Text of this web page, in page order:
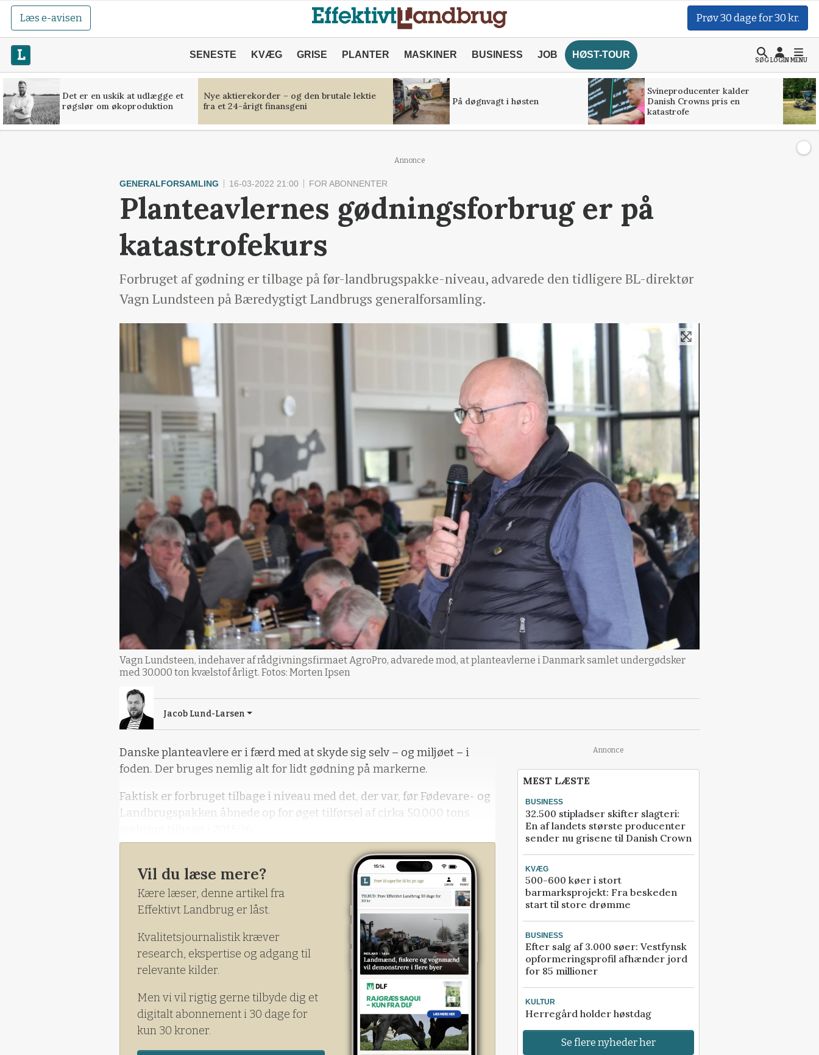
Læs e-avisen Prøv 30 dage for 30 kr.
SENESTE KVÆG GRISE PLANTER MASKINER BUSINESS JOB HØST-TOUR
SØGLOGINMENU
Det er en uskik at udlægge et
røgslør om økoproduktion
Nye aktierekorder – og den brutale lektie
fra et 24-årigt finansgeni
På døgnvagt i høsten
Svineproducenter kalder
Danish Crowns pris en
katastrofe
Annonce
GENERALFORSAMLING 16-03-2022 21:00 FOR ABONNENTER
Planteavlernes gødningsforbrug er på
katastrofekurs
Forbruget af gødning er tilbage på før-landbrugspakke-niveau, advarede den tidligere BL-direktør
Vagn Lundsteen på Bæredygtigt Landbrugs generalforsamling.
Vagn Lundsteen, indehaver af rådgivningsfirmaet AgroPro, advarede mod, at planteavlerne i Danmark samlet undergødsker
med 30.000 ton kvælstof årligt. Fotos: Morten Ipsen
Jacob Lund-Larsen
Danske planteavlere er i færd med at skyde sig selv – og miljøet – i
foden. Der bruges nemlig alt for lidt gødning på markerne.
Faktisk er forbruget tilbage i niveau med det, der var, før Fødevare- og
Landbrugspakken åbnede op for øget tilførsel af cirka 50.000 tons
Vil du læse mere?
Kære læser, denne artikel fra
Effektivt Landbrug er låst.
Kvalitetsjournalistik kræver
research, ekspertise og adgang til
relevante kilder.
Men vi vil rigtig gerne tilbyde dig et
digitalt abonnement i 30 dage for
kun 30 kroner.
Annonce
MEST LÆSTE
BUSINESS
32.500 stipladser skifter slagteri:
En af landets største producenter
sender nu grisene til Danish Crown
KVÆG
500-600 køer i stort
barmarksprojekt: Fra beskeden
start til store drømme
BUSINESS
Efter salg af 3.000 søer: Vestfynsk
opformeringsprofil afhænder jord
for 85 millioner
KULTUR
Herregård holder høstdag
Se flere nyheder her